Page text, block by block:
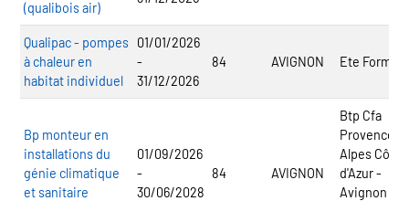
(qualibois air)
Qualipac - pompes
à chaleur en
habitat individuel
01/01/2026
-
31/12/2026
84 AVIGNON Ete
Bp monteur en
installations du
génie climatique
et sanitaire
01/09/2026
-
30/06/2028
84 AVIGNON
Btp Cfa
Provence
Alpes Côte
d'Azur -
Avignon